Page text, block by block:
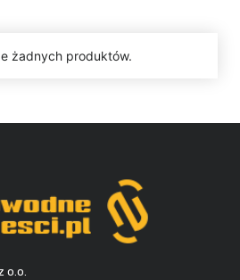
żadnych produktów.
o.o.